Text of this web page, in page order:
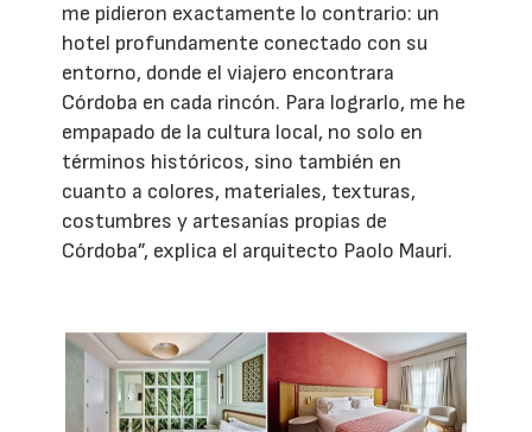
me pidieron exactamente lo contrario: un
hotel profundamente conectado con su
entorno, donde el viajero encontrara
Córdoba en cada rincón. Para lograrlo, me he
empapado de la cultura local, no solo en
términos históricos, sino también en
cuanto a colores, materiales, texturas,
costumbres y artesanías propias de
Córdoba”, explica el arquitecto Paolo Mauri.